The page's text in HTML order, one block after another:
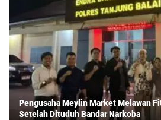
Pengusaha Meylin Market Melawan
Setelah Dituduh Bandar Narkoba